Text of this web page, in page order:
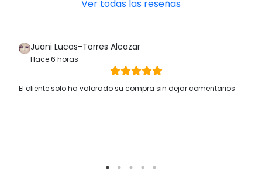
Ver todas las reseñas
Juani Lucas-Torres Alcazar
Hace 6 horas
El cliente solo ha valorado su compra sin dejar comentarios